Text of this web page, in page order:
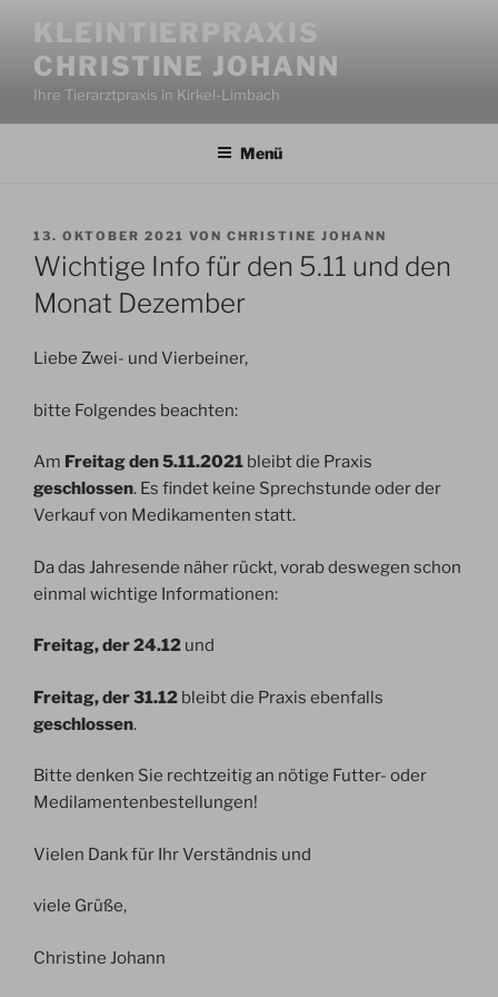
Inhalt
springen
KLEINTIERPRAXIS
CHRISTINE JOHANN
Ihre Tierarztpraxis in Kirkel-Limbach
Menü
VERÖFFENTLICHT
AM
13. OKTOBER 2021 VON CHRISTINE JOHANN
Wichtige Info für den 5.11 und den
Monat Dezember
Liebe Zwei- und Vierbeiner,
bitte Folgendes beachten:
Am Freitag den 5.11.2021 bleibt die Praxis
geschlossen. Es findet keine Sprechstunde oder der
Verkauf von Medikamenten statt.
Da das Jahresende näher rückt, vorab deswegen schon
einmal wichtige Informationen:
Freitag, der 24.12 und
Freitag, der 31.12 bleibt die Praxis ebenfalls
geschlossen.
Bitte denken Sie rechtzeitig an nötige Futter- oder
Medilamentenbestellungen!
Vielen Dank für Ihr Verständnis und
viele Grüße,
Christine Johann